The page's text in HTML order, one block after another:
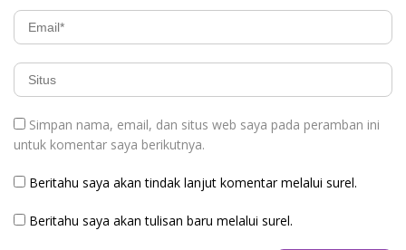
Simpan nama, email, dan situs web saya pada peramban ini
untuk komentar saya berikutnya.
Beritahu saya akan tindak lanjut komentar melalui surel.
Beritahu saya akan tulisan baru melalui surel.